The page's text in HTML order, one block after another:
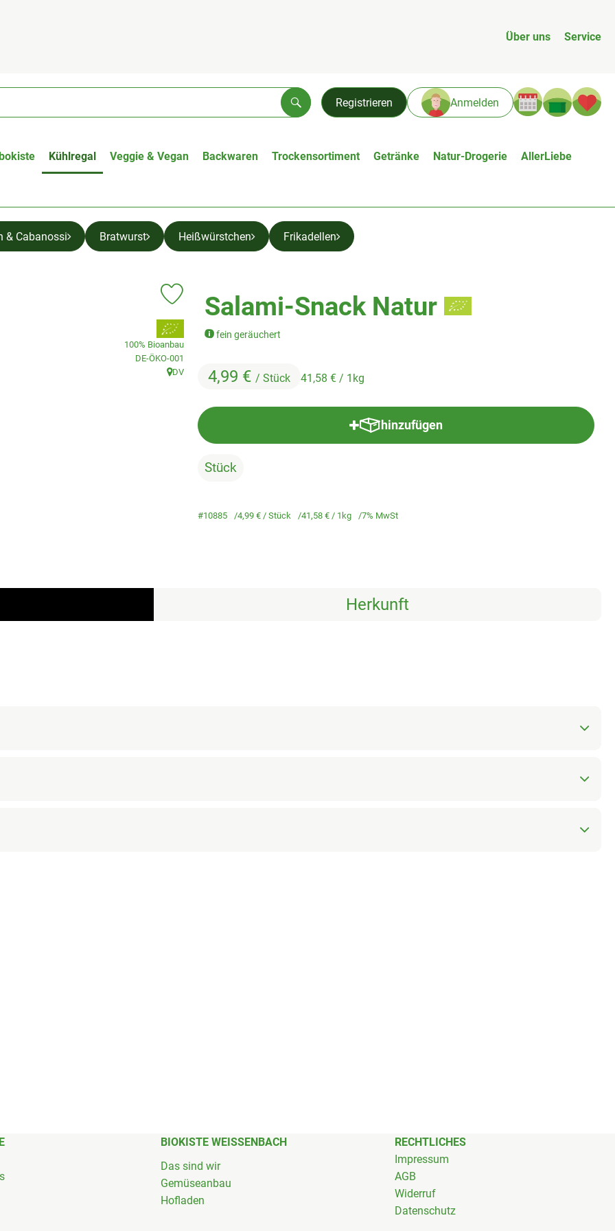
Über uns Service
Registrieren Anmelden
Suchen
Kühlregal Veggie & Vegan Backwaren Trockensortiment Getränke Natur-Drogerie AllerLiebe
& Cabanossi Bratwurst Heißwürstchen Frikadellen
Salami-Snack Natur
fein geräuchert
4,99 € / Stück 41,58 € / 1kg
Produkt zu Favouriten hinzufügen
, Verband:
100% Bioanbau
, Kontrollstelle:
DE-ÖKO-001
, Herkunft:
DV
hinzufügen
Produkt zum Warenkorb hinzufügen
Stück
#10885 4,99 € / Stück 41,58 € / 1kg 7% MwSt
Herkunft
BIOKISTE WEISSENBACH
Das sind wir
Gemüseanbau
Hofladen
RECHTLICHES
Impressum
AGB
Widerruf
Datenschutz